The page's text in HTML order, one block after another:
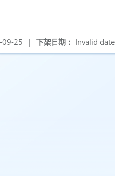
下架日期： Invalid date
09-25 |